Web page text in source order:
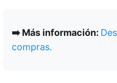
➡️ Más información:
compras.